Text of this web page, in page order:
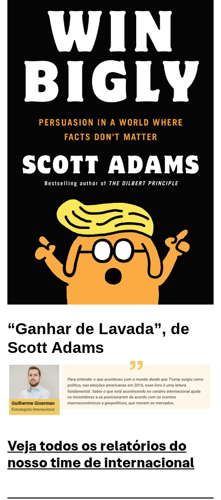
“Ganhar de Lavada”, de
Scott Adams
Veja todos os relatórios do
nosso time de internacional